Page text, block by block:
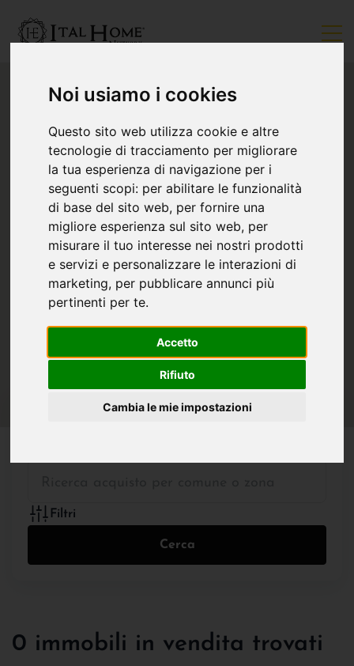
Noi usiamo i cookies
Questo sito web utilizza cookie e altre
tecnologie di tracciamento per migliorare
la tua esperienza di navigazione per i
seguenti scopi: per abilitare le funzionalità
di base del sito web, per fornire una
migliore esperienza sul sito web, per
misurare il tuo interesse nei nostri prodotti
e servizi e personalizzare le interazioni di
marketing, per pubblicare annunci più
pertinenti per te.
Accetto
Rifiuto
Cambia le mie impostazioni
Filtri
Cerca
0 immobili in vendita trovati